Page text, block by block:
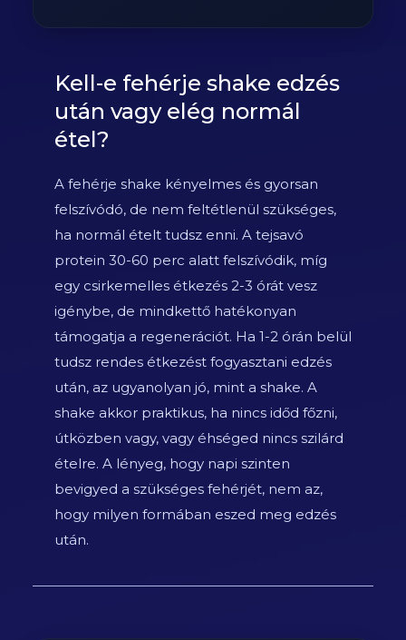
Kell-e fehérje shake edzés
után vagy elég normál
étel?
A fehérje shake kényelmes és gyorsan
felszívódó, de nem feltétlenül szükséges,
ha normál ételt tudsz enni. A tejsavó
protein 30-60 perc alatt felszívódik, míg
egy csirkemelles étkezés 2-3 órát vesz
igénybe, de mindkettő hatékonyan
támogatja a regenerációt. Ha 1-2 órán belül
tudsz rendes étkezést fogyasztani edzés
után, az ugyanolyan jó, mint a shake. A
shake akkor praktikus, ha nincs időd főzni,
útközben vagy, vagy éhséged nincs szilárd
ételre. A lényeg, hogy napi szinten
bevigyed a szükséges fehérjét, nem az,
hogy milyen formában eszed meg edzés
után.